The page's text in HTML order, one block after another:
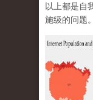
以上都是自
施级的问题。